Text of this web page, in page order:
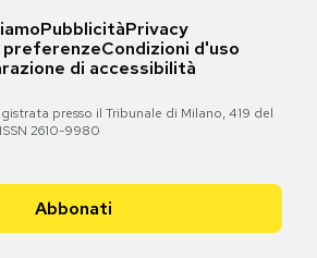
PubblicitàPrivacy
Condizioni d'uso
di accessibilità
presso il Tribunale di Milano, 419 del
2610-9980
Abbonati